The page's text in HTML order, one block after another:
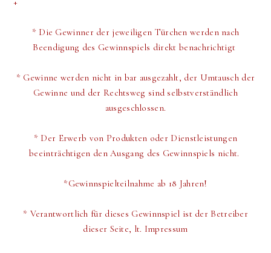
* Die Gewinner der jeweiligen Türchen werdennach
Beendigung des Gewinnspiels direkt benachrichtigt
* Gewinne werden nicht in bar ausgezahlt, der Umtausch der
Gewinne und der Rechtsweg sind selbstverständlich
ausgeschlossen.
* Der Erwerb von Produkten oder Dienstleistungen
beeinträchtigen den Ausgang des Gewinnspiels nicht.
*Gewinnspielteilnahme ab 18 Jahren!
* Verantwortlich für dieses Gewinnspiel ist der Betreiber
dieser Seite, lt. Impressum